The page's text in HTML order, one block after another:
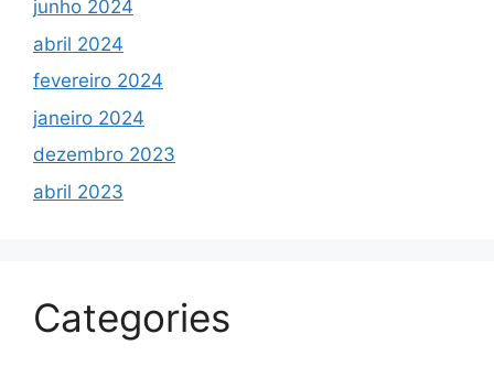
junho 2024
abril 2024
fevereiro 2024
janeiro 2024
dezembro 2023
abril 2023
Categories